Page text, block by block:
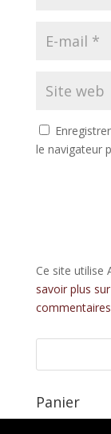
le navigateur
Ce site utilise
savoir plus
Panier